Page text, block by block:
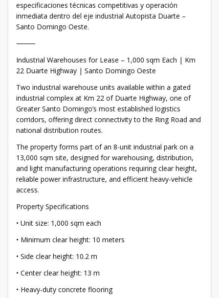
especificaciones técnicas competitivas y operación
inmediata dentro del eje industrial Autopista Duarte –
Santo Domingo Oeste.
⸻
Industrial Warehouses for Lease – 1,000 sqm Each | Km
22 Duarte Highway | Santo Domingo Oeste
Two industrial warehouse units available within a gated
industrial complex at Km 22 of Duarte Highway, one of
Greater Santo Domingo’s most established logistics
corridors, offering direct connectivity to the Ring Road and
national distribution routes.
The property forms part of an 8-unit industrial park on a
13,000 sqm site, designed for warehousing, distribution,
and light manufacturing operations requiring clear height,
reliable power infrastructure, and efficient heavy-vehicle
access.
Property Specifications
• Unit size: 1,000 sqm each
• Minimum clear height: 10 meters
• Side clear height: 10.2 m
• Center clear height: 13 m
• Heavy-duty concrete flooring